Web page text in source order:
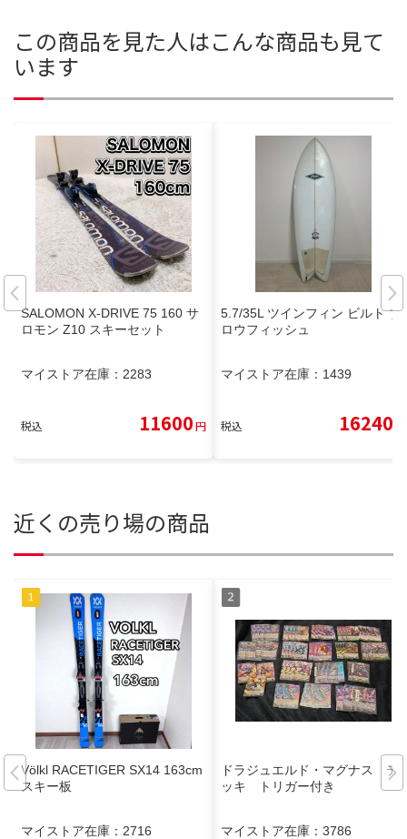
この商品を見た人はこんな商品も見て
います
SALOMON X-DRIVE 75 160 サ
ロモン Z10 スキーセット
マイストア在庫： 2283
税込 11600円
5.7/35L ツインフィン ビルト ブ
ロウフィッシュ
マイストア在庫： 1439
税込 16240
近くの売り場の商品
Völkl RACETIGER SX14 163cm
スキー板
マイストア在庫： 2716
ドラジュエルド・マグナス デ
ッキ トリガー付き
マイストア在庫： 3786